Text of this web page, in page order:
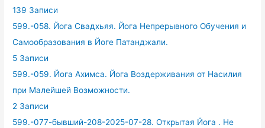
139 Записи
599.-058. Йога Свадхьяя. Йога Непрерывного Обучения и
Самообразования в Йоге Патанджали.
5 Записи
599.-059. Йога Ахимса. Йога Воздерживания от Насилия
при Малейшей Возможности.
2 Записи
599.-077-бывший-208-2025-07-28. Открытая Йога . Не